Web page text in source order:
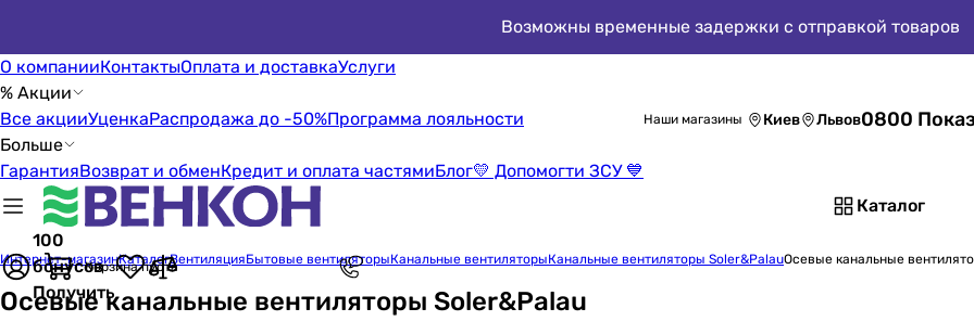
Возможны временные задержки с отправкой товаров
О компанииКонтактыОплата и доставкаУслуги
% Акции
Все акцииУценкаРаспродажа до -50%Программа лояльности
Больше
ГарантияВозврат и обменКредит и оплата частямиБлог💛 Допомогти ЗСУ 💙
Наши магазины Киев Львов0800
Каталог
100
бонусов
Получить
Корзина пуста
Интернет-магазинКаталогВентиляцияБытовые вентиляторыКанальные вентиляторыКанальные вентиляторы Soler&PalauОсевые канальные
Осевые канальные вентиляторы Soler&Palau